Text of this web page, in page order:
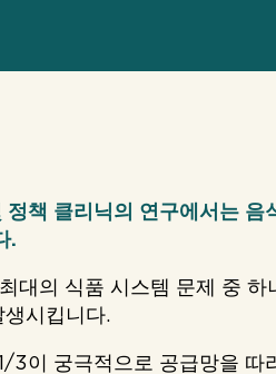
책 클리닉의 연구에서는
.
대의 식품 시스템 문제 중
생시킵니다.
3이 궁극적으로 공급망을 따